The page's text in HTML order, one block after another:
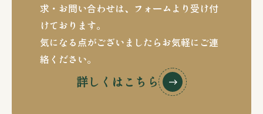
求・お問い合わせは、 フォームより受け付
けております。
気になる点がございましたらお気軽にご連
絡ください。
詳しくはこちら